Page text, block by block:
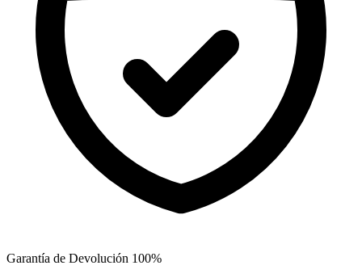
Garantía de Devolución 100%